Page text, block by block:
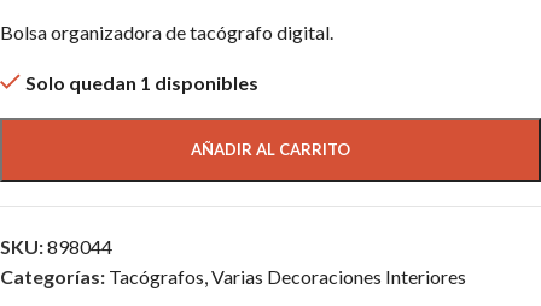
Bolsa organizadora de tacógrafo digital.
Solo quedan 1 disponibles
AÑADIR AL CARRITO
SKU:898044
Categorías: Tacógrafos,Varias Decoraciones Interiores